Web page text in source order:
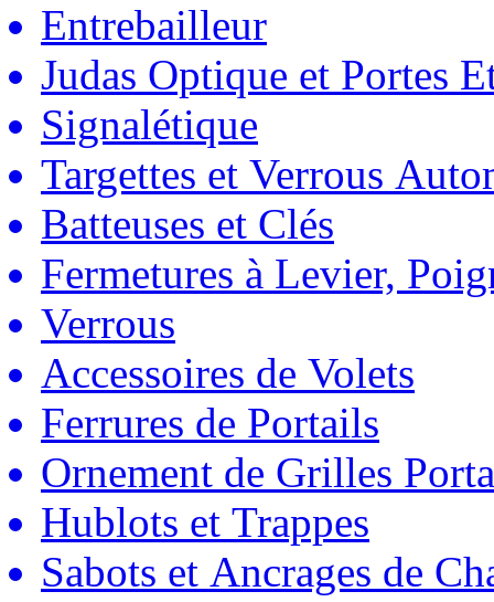
Entrebailleur
Judas Optique et Portes
Signalétique
Targettes et Verrous
Batteuses et Clés
Fermetures à Levier,
Verrous
Accessoires de Volets
Ferrures de Portails
Ornement de Grilles
Hublots et Trappes
Sabots et Ancrages de